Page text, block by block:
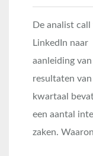
De analist call
LinkedIn naar
aanleiding
resultaten
kwartaal
een aantal
zaken.